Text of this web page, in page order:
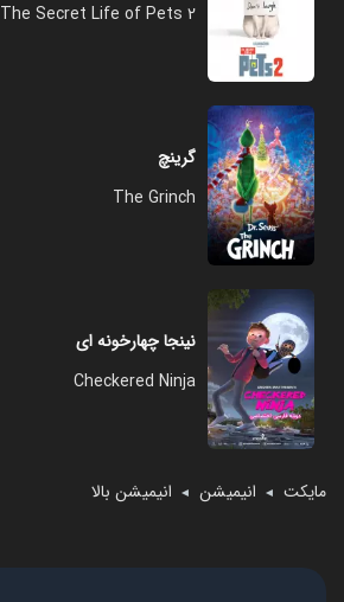
مایکت ◄ انیمیشن ◄ انیمیشن بالا
The Secret Life of Pets 2
گرینچ
The Grinch
نینجا چهارخونه ای
Checkered Ninja